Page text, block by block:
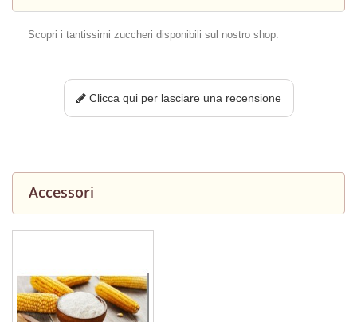
Scopri i tantissimi zuccheri disponibili sul nostro shop.
Clicca qui per lasciare una recensione
Accessori